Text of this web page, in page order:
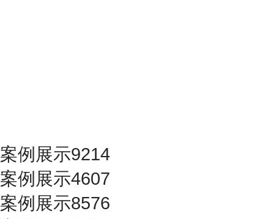
案例展示9214
案例展示4607
案例展示8576